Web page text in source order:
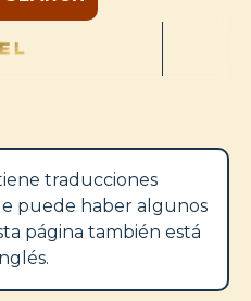
traducciones
puede haber algunos
página también está